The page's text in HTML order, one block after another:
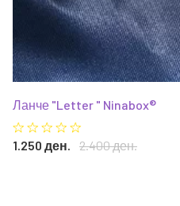
Ланче "Letter " Ninabox®
1.250 ден. 2.400 ден.